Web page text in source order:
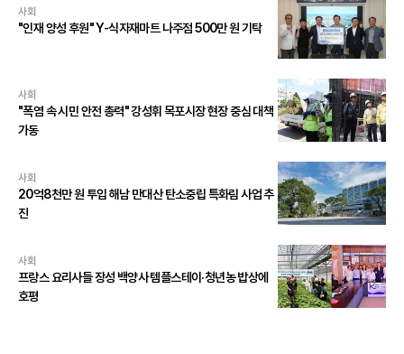
사회
"인재 양성 후원" Y-식자재마트 나주점 500만 원 기탁
사회
"폭염 속 시민 안전 총력" 강성휘 목포시장 현장 중심 대책
가동
사회
20억8천만 원 투입 해남 만대산 탄소중립 특화림 사업 추
진
사회
프랑스 요리사들 장성 백양사 템플스테이·청년농 밥상에
호평